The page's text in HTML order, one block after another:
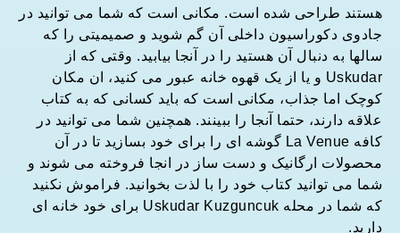
هستند طراحی شده است. مکانی است که شما می توانید در
جادوی دکوراسیون داخلی آن گم شوید و صمیمیتی را که
سالها به دنبال آن هستید را در آنجا بیابید. وقتی که از
Uskudar و یا از یک قهوه خانه عبور می کنید، ان مکان
کوچک اما جذاب، مکانی است که باید کسانی که به کتاب
علاقه دارند، حتما آنجا را ببینند. همچنین شما می توانید در
کافه La Venue گوشه ای را برای خود بسازید تا در آن
محصولات ارگانیک و دست ساز در انجا فروخته می شوند و
شما می توانید کتاب خود را با لذت بخوانید. فراموش نکنید
که شما در محله Uskudar Kuzguncuk برای خود خانه ای
دارید.